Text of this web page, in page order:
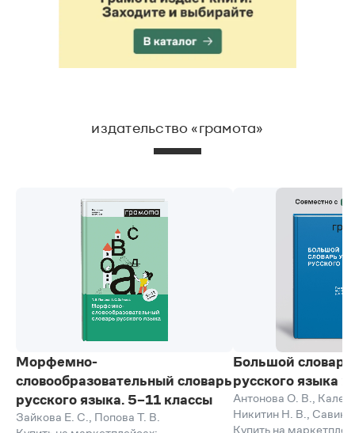
издательство «грамота»
Морфемно-
словообразовательный словарь
русского языка. 5–11 классы
Зайкова Е. С.
Попова Т. В.
Большой
русского языка
Антонова О. В.
Никитин Н. В.
Купить на